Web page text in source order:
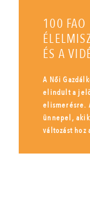
100 FAO
ÉS A
A Női
elindult a
elismerésre.
ünnepel,
változást